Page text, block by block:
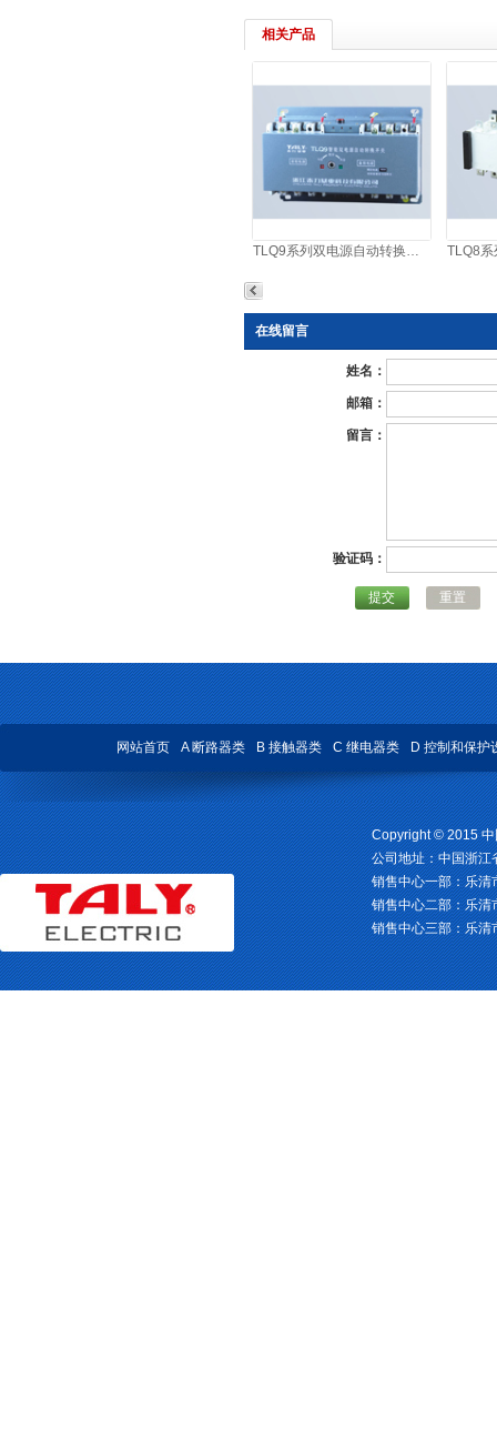
相关产品
在线留言
姓名：
邮箱：
留言：
验证码：
提交 重置
网站首页 A 断路器类 B 接触器类 C 继电器类 D 控制和保护
Copyright © 2015 中
公司地址：中国浙
销售中心一部：乐
销售中心二部：乐
销售中心三部：乐